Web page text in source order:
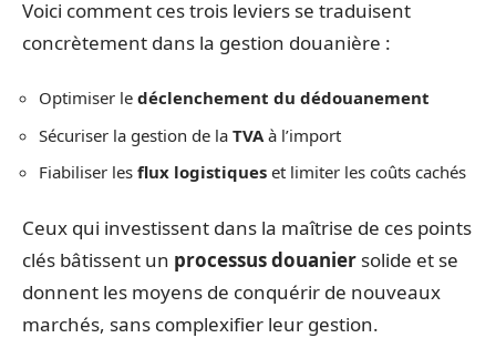
Voici comment ces trois leviers se traduisent
concrètement dans la gestion douanière :
Optimiser le déclenchement du dédouanement
Sécuriser la gestion de la TVA à l’import
Fiabiliser les flux logistiques et limiter les coûts cachés
Ceux qui investissent dans la maîtrise de ces points
clés bâtissent un processus douanier solide et se
donnent les moyens de conquérir de nouveaux
marchés, sans complexifier leur gestion.